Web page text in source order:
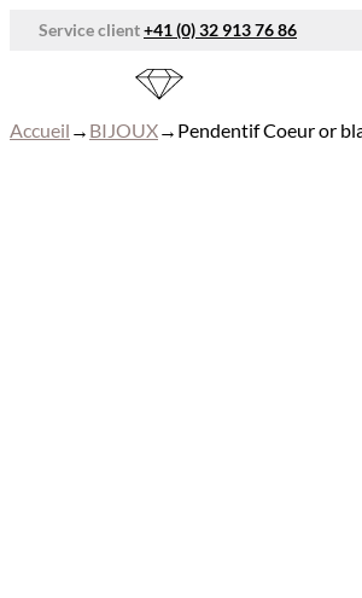
AllerService client+41 (0) 32 913 76 86
Accueil → BIJOUX→ Pendentif Coeur or